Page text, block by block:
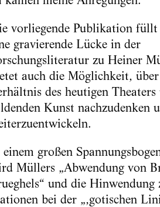
vorliegende Publikation
gravierende Lücke in der
zu Heiner
auch die Möglichkeit, über
des heutigen Theaters
Kunst nachzudenken
einem großen
Müllers „Abwendung von
und die
bei der „‚gotischen